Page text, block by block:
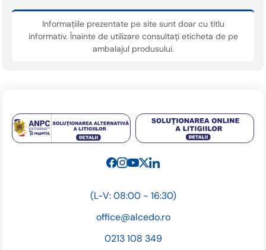
Informațiile prezentate pe site sunt doar cu titlu
informativ. Înainte de utilizare consultați eticheta de pe
ambalajul produsului.
(L-V: 08:00 - 16:30)
office@alcedo.ro
0213 108 349